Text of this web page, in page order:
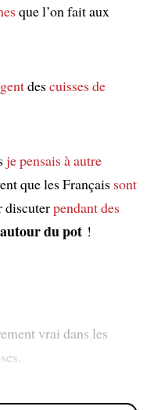
que l’on fait aux
descuisses de
je pensais à autre
que les Français sont
discuterpendant des
du pot!
vrai dans les